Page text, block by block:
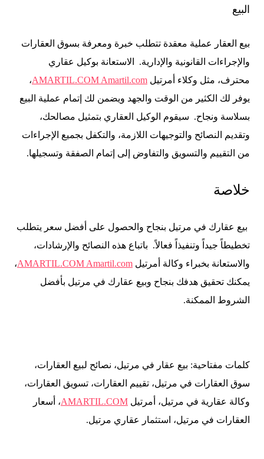
البيع
بيع العقار عملية معقدة تتطلب خبرة ومعرفة بسوق العقارات
والإجراءات القانونية والإدارية. الاستعانة بوكيل عقاري
محترف، مثل وكلاء أمرتيل AMARTIL.COM Amartil.com،
يوفر لك الكثير من الوقت والجهد ويضمن لك إتمام عملية البيع
بسلاسة ونجاح. سيقوم الوكيل العقاري بتمثيل مصالحك،
وتقديم النصائح والتوجيهات اللازمة، والتكفل بجميع الإجراءات
من التقييم والتسويق والتفاوض إلى إتمام الصفقة وتسجيلها.
خلاصة
بيع عقارك في مرتيل بنجاح والحصول على أفضل سعر يتطلب
تخطيطاً جيداً وتنفيذاً فعالاً. باتباع هذه النصائح والإرشادات،
والاستعانة بخبراء وكالة أمرتيل AMARTIL.COM Amartil.com،
يمكنك تحقيق هدفك بنجاح وبيع عقارك في مرتيل بأفضل
الشروط الممكنة.
كلمات مفتاحية: بيع عقار في مرتيل، نصائح لبيع العقارات،
سوق العقارات في مرتيل، تقييم العقارات، تسويق العقارات،
وكالة عقارية في مرتيل، أمرتيل AMARTIL.COM، أسعار
العقارات في مرتيل، استثمار عقاري مرتيل.